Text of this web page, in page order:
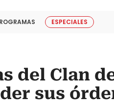
ESPECIALES
del Clan
sus